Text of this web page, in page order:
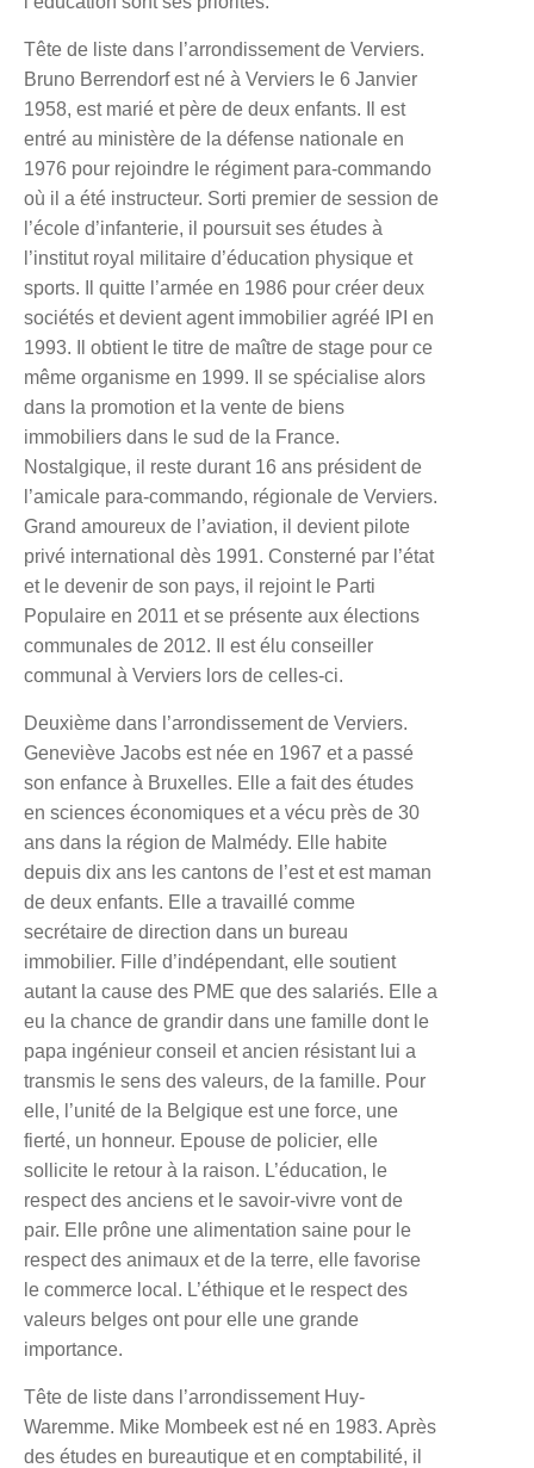
Tête de liste dans l’arrondissement de Verviers.
Bruno Berrendorfest né à Verviers le 6 Janvier
1958, est marié et père de deux enfants. Il est
entré au ministère de la défense nationale en
1976 pour rejoindre le régiment para-commando
où il a été instructeur. Sorti premier de session de
l’école d’infanterie, il poursuit ses études à
l’institut royal militaire d’éducation physique et
sports. Il quitte l’armée en 1986 pour créer deux
sociétés et devient agent immobilier agréé IPI en
1993. Il obtient le titre de maître de stage pour ce
même organisme en 1999. Il se spécialise alors
dans la promotion et la vente de biens
immobiliers dans le sud de la France.
Nostalgique, il reste durant 16 ans président de
l’amicale para-commando, régionale de Verviers.
Grand amoureux de l’aviation, il devient pilote
privé international dès 1991. Consterné par l’état
et le devenir de son pays, il rejoint le Parti
Populaire en 2011 et se présente aux élections
communales de 2012. Il est élu conseiller
communal à Verviers lors de celles-ci.
Deuxième dans l’arrondissement de Verviers.
Geneviève Jacobs est née en 1967 et a passé
son enfance à Bruxelles. Elle a fait des études
en sciences économiques et a vécu près de 30
ans dans la région de Malmédy. Elle habite
depuis dix ans les cantons de l’est et est maman
de deux enfants. Elle a travaillé comme
secrétaire de direction dans un bureau
immobilier. Fille d’indépendant, elle soutient
autant la cause des PME que des salariés. Elle a
eu la chance de grandir dans une famille dont le
papa ingénieur conseil et ancien résistant lui a
transmis le sens des valeurs, de la famille. Pour
elle, l’unité de la Belgique est une force, une
fierté, un honneur. Epouse de policier, elle
sollicite le retour à la raison. L’éducation, le
respect des anciens et le savoir-vivre vont de
pair. Elle prône une alimentation saine pour le
respect des animaux et de la terre, elle favorise
le commerce local. L’éthique et le respect des
valeurs belges ont pour elle une grande
importance.
Tête de liste dans l’arrondissement Huy-
Waremme. Mike Mombeek est né en 1983. Après
des études en bureautique et en comptabilité, il